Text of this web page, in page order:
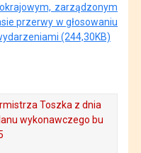
zarządzonym
przerwy w głosowaniu
(244,30KB)
Toszka z dnia
wykonawczego bu